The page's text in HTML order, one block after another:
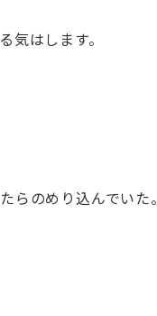
はします。
らのめり込んでいた。